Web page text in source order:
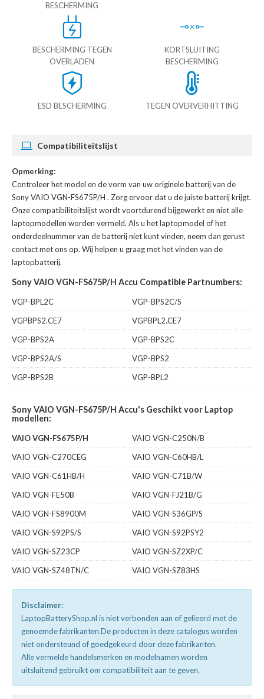
BESCHERMING
BESCHERMING TEGEN
OVERLADEN
KORTSLUITING
BESCHERMING
ESD BESCHERMING TEGEN OVERVERHITTING
Compatibiliteitslijst
Opmerking:
Controleer het model en de vorm van uw originele batterij van de
Sony VAIO VGN-FS675P/H . Zorg ervoor dat u de juiste batterij krijgt.
Onze compatibiliteitslijst wordt voortdurend bijgewerkt en niet alle
laptopmodellen worden vermeld. Als u het laptopmodel of het
onderdeelnummer van de batterij niet kunt vinden, neem dan gerust
contact met ons op. Wij helpen u graag met het vinden van de
laptopbatterij.
Sony VAIO VGN-FS675P/H Accu Compatible Partnumbers:
VGP-BPL2C
VGP-BPS2C/S
VGPBPS2.CE7
VGPBPL2.CE7
VGP-BPS2A
VGP-BPS2C
VGP-BPS2A/S
VGP-BPS2
VGP-BPS2B
VGP-BPL2
Sony VAIO VGN-FS675P/H Accu's Geschikt voor Laptop
modellen:
VAIO VGN-FS675P/H
VAIO VGN-C250N/B
VAIO VGN-C270CEG
VAIO VGN-C60HB/L
VAIO VGN-C61HB/H
VAIO VGN-C71B/W
VAIO VGN-FE50B
VAIO VGN-FJ21B/G
VAIO VGN-FS8900M
VAIO VGN-S36GP/S
VAIO VGN-S92PS/S
VAIO VGN-S92PSY2
VAIO VGN-SZ23CP
VAIO VGN-SZ2XP/C
VAIO VGN-SZ48TN/C
VAIO VGN-SZ83HS
Disclaimer:
LaptopBatteryShop.nl is niet verbonden aan of gelieerd met de
genoemde fabrikanten.De producten in deze catalogus worden
niet ondersteund of goedgekeurd door deze fabrikanten.
Alle vermelde handelsmerken en modelnamen worden
uitsluitend gebruikt om compatibiliteit aan te geven.